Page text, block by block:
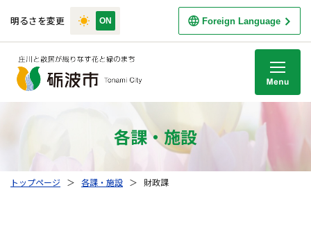
明るさを変更 Foreign Language
各課・施設
トップページ ＞ 各課・施設 ＞ 財政課